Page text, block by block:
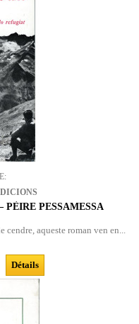
PÈIRE PESSAMESSA
aqueste roman ven en...
Détails